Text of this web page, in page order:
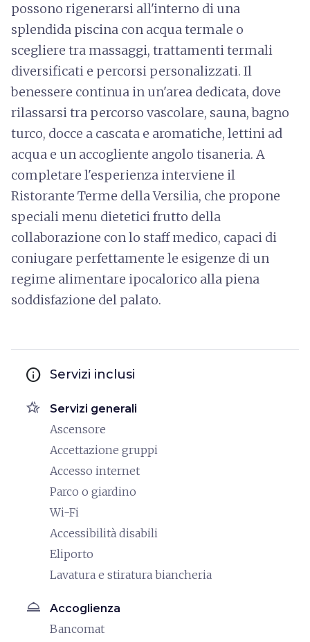
possono rigenerarsi all'interno di una
splendida piscina con acqua termale o
scegliere tra massaggi, trattamenti termali
diversificati e percorsi personalizzati. Il
benessere continua in un'area dedicata, dove
rilassarsi tra percorso vascolare, sauna, bagno
turco, docce a cascata e aromatiche, lettini ad
acqua e un accogliente angolo tisaneria. A
completare l'esperienza interviene il
Ristorante Terme della Versilia, che propone
speciali menu dietetici frutto della
collaborazione con lo staff medico, capaci di
coniugare perfettamente le esigenze di un
regime alimentare ipocalorico alla piena
soddisfazione del palato.
info Servizi inclusi
hotel_class Servizi generali
Ascensore
Accettazione gruppi
Accesso internet
Parco o giardino
Wi-Fi
Accessibilità disabili
Eliporto
Lavatura e stiratura biancheria
room_service Accoglienza
Bancomat